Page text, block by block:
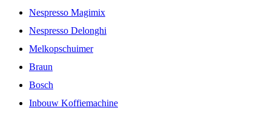
Nespresso Magimix
Nespresso Delonghi
Melkopschuimer
Braun
Bosch
Inbouw Koffiemachine